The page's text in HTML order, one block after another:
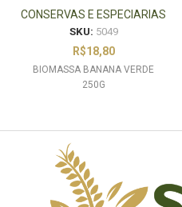
250G
CONSERVAS E ESPECIARIAS
SKU: 5049
R$18,80
BIOMASSA BANANA VERDE
250G